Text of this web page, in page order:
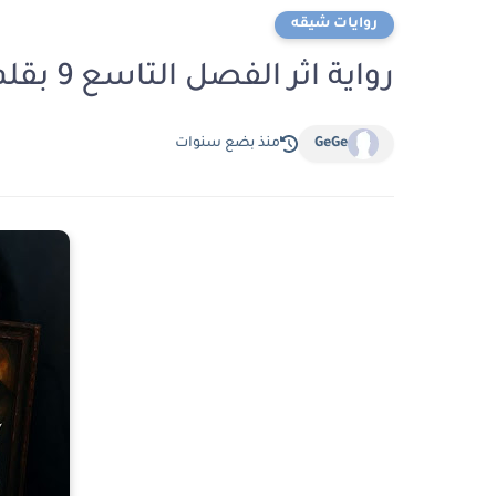
روايات شيقه
رواية اثر الفصل التاسع 9 بقلم اسيل ياسين
GeGe منذ بضع سنوات